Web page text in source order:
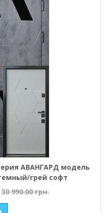
АВАНГАРД модель
грей софт
30 990.00 грн.